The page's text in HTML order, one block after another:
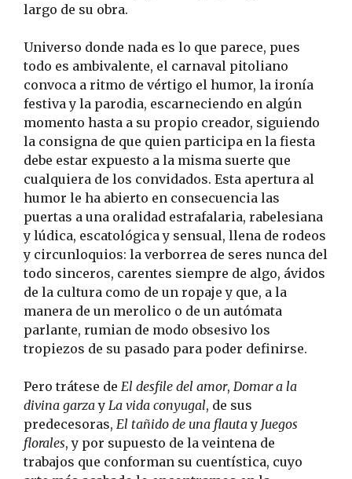
largo de su obra.
Universo donde nada es lo que parece, pues
todo es ambivalente, el carnaval pitoliano
convoca a ritmo de vértigo el humor, la ironía
festiva y la parodia, escarneciendo en algún
momento hasta a su propio creador, siguiendo
la consigna de que quien participa en la fiesta
debe estar expuesto a la misma suerte que
cualquiera de los convidados. Esta apertura al
humor le ha abierto en consecuencia las
puertas a una oralidad estrafalaria, rabelesiana
y lúdica, escatológica y sensual, llena de rodeos
y circunloquios: la verborrea de seres nunca del
todo sinceros, carentes siempre de algo, ávidos
de la cultura como de un ropaje y que, a la
manera de un merolico o de un autómata
parlante, rumian de modo obsesivo los
tropiezos de su pasado para poder definirse.
Pero trátese de El desfile del amor, Domar a la
divina garzay La vida conyugal, de sus
predecesoras, El tañido de una flautay Juegos
florales, y por supuesto de la veintena de
trabajos que conforman su cuentística, cuyo